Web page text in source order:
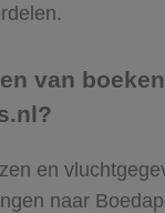
van
en
naar